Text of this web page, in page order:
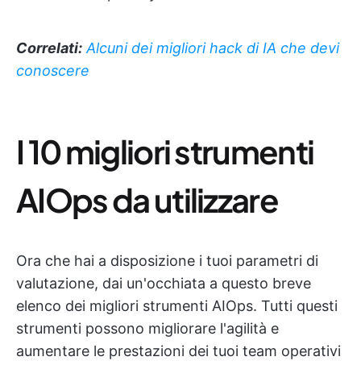
Correlati: Alcuni dei migliori hack di IA che devi
conoscere
I 10 migliori strumenti
AIOps da utilizzare
Ora che hai a disposizione i tuoi parametri di
valutazione, dai un'occhiata a questo breve
elenco dei migliori strumenti AIOps. Tutti questi
strumenti possono migliorare l'agilità e
aumentare le prestazioni dei tuoi team operativi